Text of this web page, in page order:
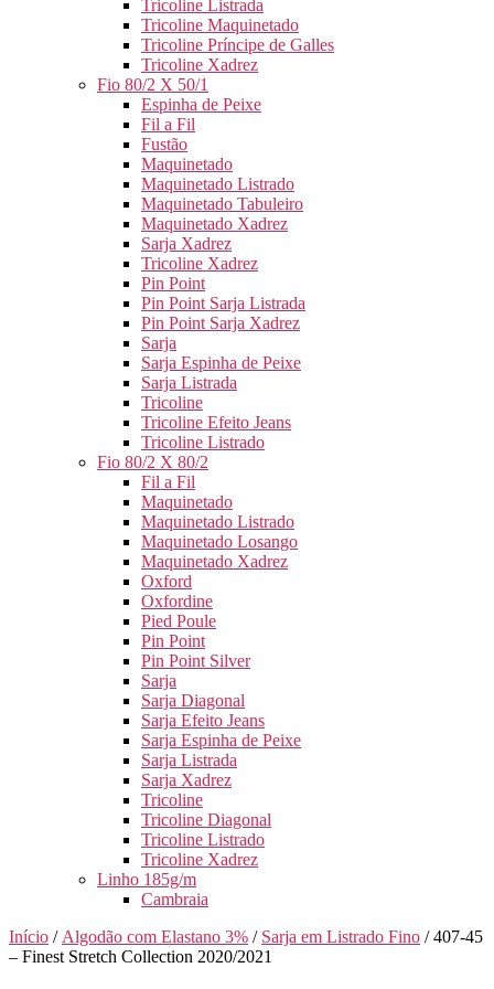
Tricoline Listrada
Tricoline Maquinetado
Tricoline Príncipe de Galles
Tricoline Xadrez
Fio 80/2 X 50/1
Espinha de Peixe
Fil a Fil
Fustão
Maquinetado
Maquinetado Listrado
Maquinetado Tabuleiro
Maquinetado Xadrez
Sarja Xadrez
Tricoline Xadrez
Pin Point
Pin Point Sarja Listrada
Pin Point Sarja Xadrez
Sarja
Sarja Espinha de Peixe
Sarja Listrada
Tricoline
Tricoline Efeito Jeans
Tricoline Listrado
Fio 80/2 X 80/2
Fil a Fil
Maquinetado
Maquinetado Listrado
Maquinetado Losango
Maquinetado Xadrez
Oxford
Oxfordine
Pied Poule
Pin Point
Pin Point Silver
Sarja
Sarja Diagonal
Sarja Efeito Jeans
Sarja Espinha de Peixe
Sarja Listrada
Sarja Xadrez
Tricoline
Tricoline Diagonal
Tricoline Listrado
Tricoline Xadrez
Linho 185g/m
Cambraia
Início / Algodão com Elastano 3% / Sarja em Listrado Fino / 407-45
– Finest Stretch Collection 2020/2021